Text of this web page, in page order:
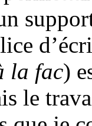
la fac)
le